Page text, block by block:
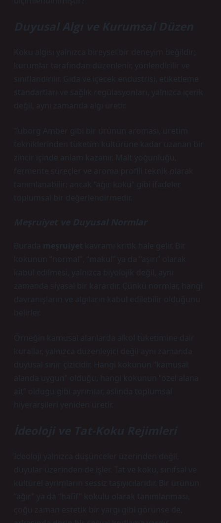
Duyusal Algı ve Kurumsal Düzen
Koku algısı yalnızca bireysel bir deneyim değildir;
kurumlar tarafından düzenlenir, yönlendirilir ve
sınıflandırılır. Gıda ve içecek endüstrisi, etiketleme
standartları ve sağlık regülasyonları, yalnızca içerik
değil, aynı zamanda algı üretir.
Tuborg Amber gibi bir ürünün aroması, üretim
tekniklerinden tüketim kültürüne kadar uzanan bir
zincir içinde anlam kazanır. Malt yoğunluğu,
fermente süreçler ve aroma profili teknik olarak
tanımlanabilir; ancak “ağır koku” gibi ifadeler
toplumsal bir değerlendirmedir.
Meşruiyet ve Duyusal Normlar
Burada meşruiyet kavramı kritik hale gelir. Bir
kokunun “normal”, “makul” ya da “aşırı” olarak
kabul edilmesi, yalnızca biyolojik değil, aynı
zamanda siyasal bir karardır. Çünkü normlar, hangi
davranışların ve algıların kabul edilebilir olduğunu
belirler.
Örneğin kamusal alanlarda alkol tüketimine dair
kurallar, yalnızca düzenleyici değil aynı zamanda
duyusal sınır çizicidir. Hangi kokunun “kamusal
alanda uygun” olduğu, hangi kokunun “özel alana
ait” olduğu gibi ayrımlar, aslında toplumsal
hiyerarşileri yeniden üretir.
İdeoloji ve Tat-Koku Rejimleri
İdeoloji yalnızca düşünceler üzerinden değil,
duyular üzerinden de işler. Tat ve koku, sınıfsal ve
kültürel ayrımların sessiz taşıyıcılarıdır. Bir ürünün
“ağır” ya da “hafif” kokulu olarak tanımlanması,
çoğu zaman estetik bir yargı gibi görünse de,